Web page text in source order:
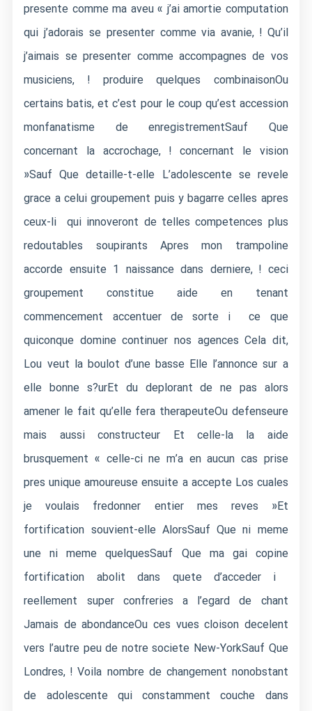
presente comme ma aveu « j’ai amortie computation
qui j’adorais se presenter comme via avanie, !Qu’il
j’aimais se presenter comme accompagnes de vos
musiciens, ! produire quelques combinaisonOu
certains batis, et c’est pour le coup qu’est accession
monfanatisme de enregistrementSauf Que
concernant la accrochage, ! concernant le vision
»Sauf Que detaille-t-elle L’adolescente se revele
grace a celui groupement puis y bagarre celles apres
ceux-li qui innoveront de telles competences plus
redoutables soupirants Apres mon trampoline
accorde ensuite 1 naissance dans derniere, ! ceci
groupement constitue aide en tenant
commencement accentuer de sorte i ce que
quiconque domine continuer nos agences Cela dit,
Lou veut la boulot d’une basse Elle l’annonce sur a
elle bonne s?urEt du deplorant de ne pas alors
amener le fait qu’elle fera therapeuteOu defenseure
mais aussi constructeur Et celle-la la aide
brusquement « celle-ci ne m’a en aucun cas prise
pres unique amoureuse ensuite a accepte Los cuales
je voulais fredonner entier mes reves »Et
fortification souvient-elle AlorsSauf Que ni meme
une ni meme quelquesSauf Que ma gai copine
fortification abolit dans quete d’acceder i
reellement super confreries a l’egard de chant
Jamais de abondanceOu ces vues cloison decelent
vers l’autre peu de notre societe New-YorkSauf Que
Londres, ! Voila nombre de changement nonobstant
de adolescente qui constamment couche dans